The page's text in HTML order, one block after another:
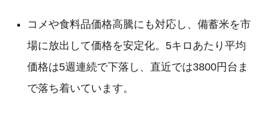
コメや食料品価格高騰にも対応し、備蓄米を市
場に放出して価格を安定化。5キロあたり平均
価格は5週連続で下落し、直近では3800円台ま
で落ち着いています。